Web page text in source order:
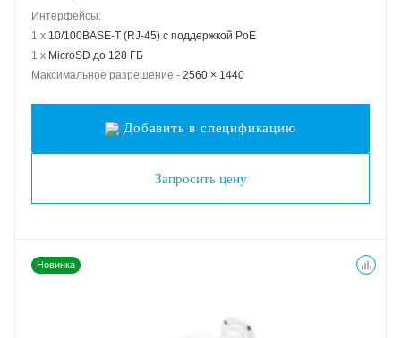
Интерфейсы:
1 x 10/100BASE-T (RJ-45) с поддержкой PoE
1 x MicroSD до 128 ГБ
Максимальное разрешение - 2560 × 1440
Добавить в спецификацию
Запросить цену
Новинка